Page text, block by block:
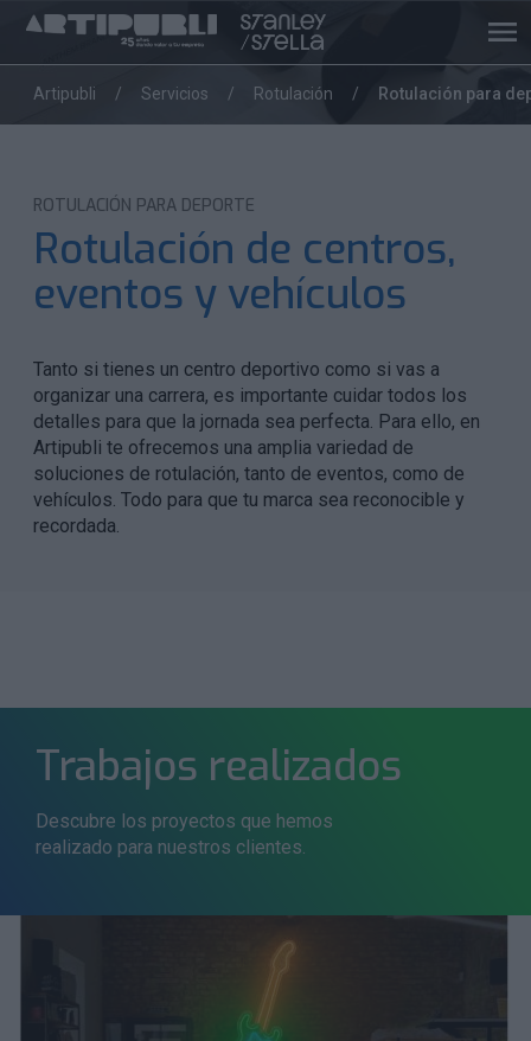
Artipubli Servicios Rotulación Rotulación para
ROTULACIÓN PARA DEPORTE
Rotulación de centros,
eventos y vehículos
Tanto si tienes un centro deportivo como si vas a
organizar una carrera, es importante cuidar todos los
detalles para que la jornada sea perfecta. Para ello, en
Artipubli te ofrecemos una amplia variedad de
soluciones de rotulación, tanto de eventos, como de
vehículos. Todo para que tu marca sea reconocible y
recordada.
Trabajos realizados
Descubre los proyectos que hemos
realizado para nuestros clientes.